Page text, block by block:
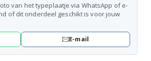
van het typeplaatje via WhatsApp of e-
of dit onderdeel geschikt is voor jouw
E-mail